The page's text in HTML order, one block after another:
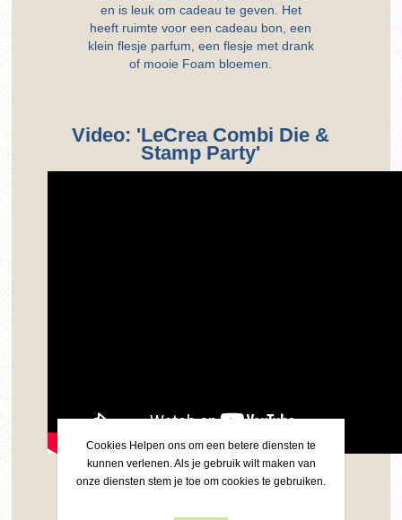
en is leuk om cadeau te geven. Het
heeft ruimte voor een cadeau bon, een
klein flesje parfum, een flesje met drank
of mooie Foam bloemen.
Video: 'LeCrea Combi Die &
Stamp Party'
De LeCrea Combi dies hebben een
Cookies Helpen ons om een betere diensten te
kunnen verlenen. Als je gebruik wilt maken van
onze diensten stem je toe om cookies te gebruiken.